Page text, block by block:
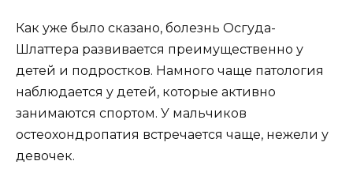
Как уже было сказано, болезнь Осгуда-
Шлаттера развивается преимущественно у
детей и подростков. Намного чаще патология
наблюдается у детей, которые активно
занимаются спортом. У мальчиков
остеохондропатия встречается чаще, нежели у
девочек.